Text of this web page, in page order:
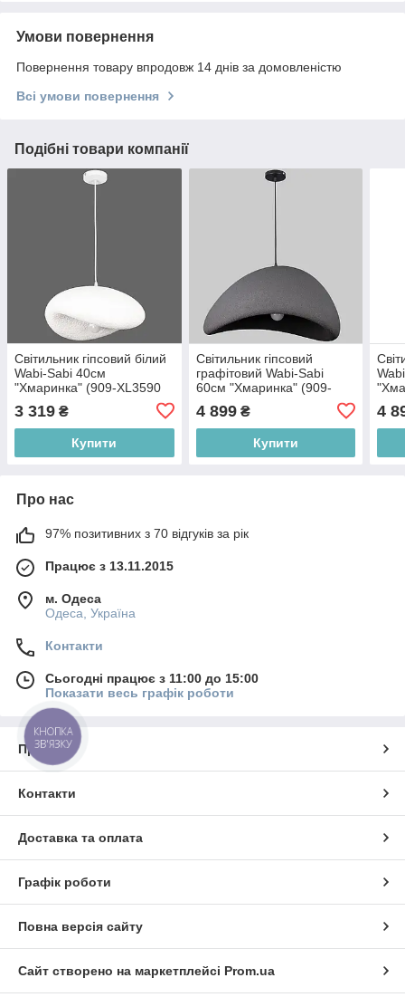
Умови повернення
Повернення товару впродовж 14 днів за домовленістю
Всі умови повернення
Подібні товари компанії
Світильник гіпсовий білий
Wabi-Sabi 40см
"Хмаринка" (909-XL3590
3 319 ₴
Купити
Світильник гіпсовий
графітовий Wabi-Sabi
60см "Хмаринка" (909-
4 899₴
Купити
4
Про нас
97% позитивних з 70 відгуків за рік
Працює з 13.11.2015
м. Одеса
Одеса, Україна
Контакти
Сьогодні працює з 11:00 до 15:00
Показати весь графік роботи
Про нас
Контакти
Доставка та оплата
Графік роботи
Повна версія сайту
Сайт створено на маркетплейсі Prom.ua
КНОПКА
ЗВ'ЯЗКУ